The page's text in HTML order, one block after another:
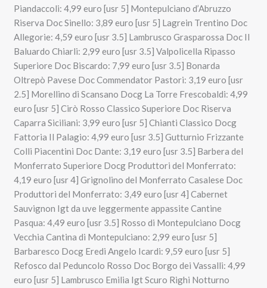
Piandaccoli: 4,99 euro [usr 5] Montepulciano d’Abruzzo
Riserva Doc Sinello: 3,89 euro [usr 5] Lagrein Trentino Doc
Allegorie: 4,59 euro [usr 3.5] Lambrusco Grasparossa Doc Il
Baluardo Chiarli: 2,99 euro [usr 3.5] Valpolicella Ripasso
Superiore Doc Biscardo: 7,99 euro [usr 3.5] Bonarda
Oltrepò Pavese Doc Commendator Pastori: 3,19 euro [usr
2.5] Morellino di Scansano Docg La Torre Frescobaldi: 4,99
euro [usr 5] Cirò Rosso Classico Superiore Doc Riserva
Caparra Siciliani: 3,99 euro [usr 5] Chianti Classico Docg
Fattoria Il Palagio: 4,99 euro [usr 3.5] Gutturnio Frizzante
Colli Piacentini Doc Dante: 3,19 euro [usr 3.5] Barbera del
Monferrato Superiore Docg Produttori del Monferrato:
4,19 euro [usr 4] Grignolino del Monferrato Casalese Doc
Produttori del Monferrato: 3,49 euro [usr 4] Cabernet
Sauvignon Igt da uve leggermente appassite Cantine
Pasqua: 4,49 euro [usr 3.5] Rosso di Montepulciano Docg
Vecchia Cantina di Montepulciano: 2,99 euro [usr 5]
Barbaresco Docg Eredi Angelo Icardi: 9,59 euro [usr 5]
Refosco dal Peduncolo Rosso Doc Borgo dei Vassalli: 4,99
euro [usr 5] Lambrusco Emilia Igt Scuro Righi Notturno